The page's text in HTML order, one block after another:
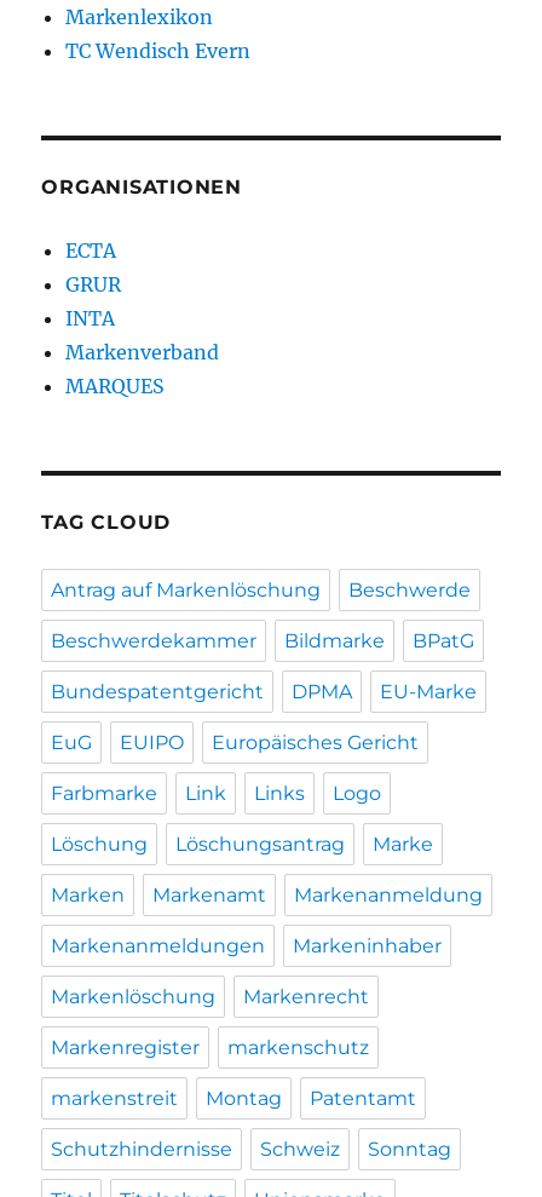
Markenlexikon
TC Wendisch Evern
ORGANISATIONEN
ECTA
GRUR
INTA
Markenverband
MARQUES
TAG CLOUD
Antrag auf Markenlöschung Beschwerde
Beschwerdekammer Bildmarke BPatG
Bundespatentgericht DPMA EU-Marke
EuG EUIPO Europäisches Gericht
Farbmarke Link Links Logo
Löschung Löschungsantrag Marke
Marken Markenamt Markenanmeldung
Markenanmeldungen Markeninhaber
Markenlöschung Markenrecht
Markenregister markenschutz
markenstreit Montag Patentamt
Schutzhindernisse Schweiz Sonntag